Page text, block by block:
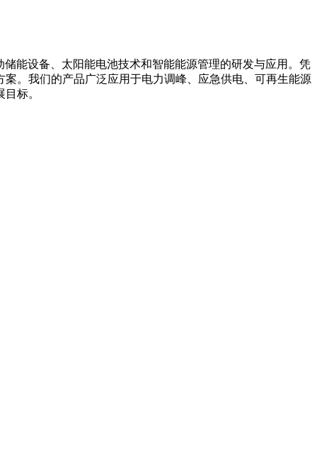
储能设备、太阳能电池技术和智能能源管理的研发与应用。凭
。我们的产品广泛应用于电力调峰、应急供电、可再生能源
标。